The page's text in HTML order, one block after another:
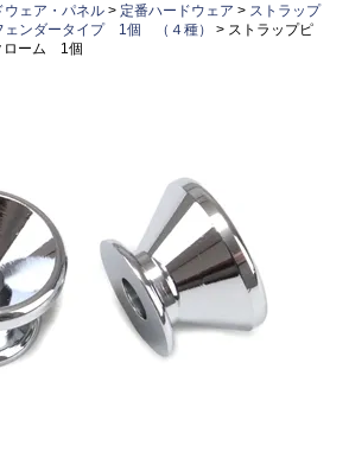
ウェア・パネル 定番ハードウェア
ストラップ
ンダータイプ 1個 （４種）
ストラップピ
ーム 1個